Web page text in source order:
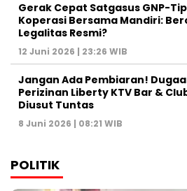
Gerak Cepat Satgasus GNP-
Koperasi Bersama Mandiri:
Legalitas Resmi?
12 Juni 2026 | 23:26 WIB
Jangan Ada Pembiaran!
Perizinan Liberty KTV Bar &
Diusut Tuntas
8 Juni 2026 | 08:21 WIB
POLITIK